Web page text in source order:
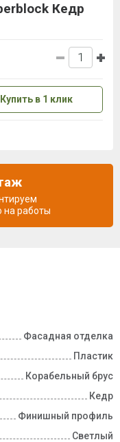
Фасадная отделка
Пластик
Корабельный брус
Кедр
Финишный профиль
Светлый
Кедр
Купить в 1 клик
на работы